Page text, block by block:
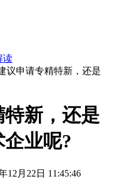
读
议申请专精特新，还是
新，还是
业呢?
12月22日 11:45:46